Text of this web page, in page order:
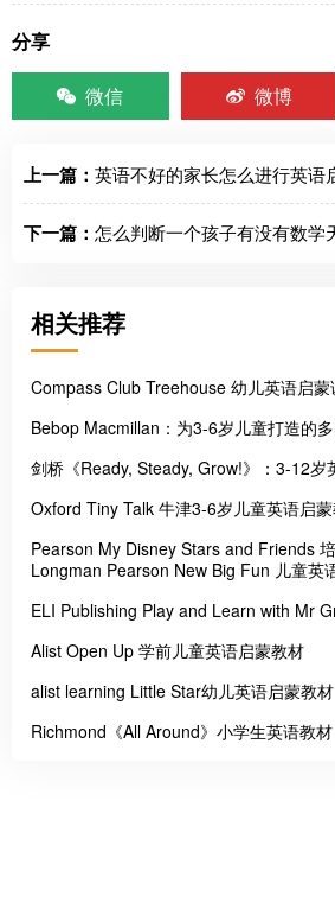
分享
微信
微博
上一篇： 英语不好的家长怎么进行英语
下一篇： 怎么判断一个孩子有没有数学
相关推荐
Compass Club Treehouse 幼儿英语启蒙
Bebop Macmillan：为3-6岁儿童打造的
剑桥《Ready, Steady, Grow!》：3-12岁
Oxford Tiny Talk 牛津3-6岁儿童英语启
Pearson My Disney Stars and Friends
士尼学前英语教材
Longman Pearson New Big Fun 儿童英
ELI Publishing Play and Learn with Mr
Alist Open Up 学前儿童英语启蒙教材
alist learning Little Star幼儿英语启蒙教材
Richmond《All Around》小学生英语教材